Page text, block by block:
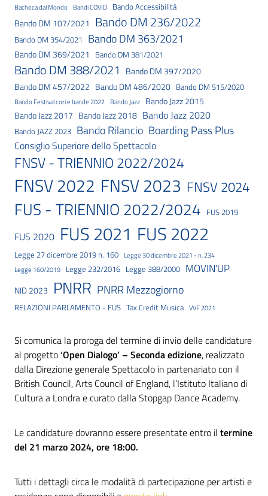
Bacheca dal Mondo Bandi COVID Bando Accessibilità
Bando DM 107/2021 Bando DM 236/2022
Bando DM 354/2021 Bando DM 363/2021
Bando DM 369/2021 Bando DM 381/2021
Bando DM 388/2021 Bando DM 397/2020
Bando DM 457/2022 Bando DM 486/2020 Bando DM 515/2020
Bando Festival cori e bande 2022 Bando Jazz
Bando Jazz 2015
Bando Jazz 2017 Bando Jazz 2018 Bando Jazz 2020
Bando JAZZ 2023 Bando Rilancio Boarding Pass Plus
Consiglio Superiore dello Spettacolo
FNSV - TRIENNIO 2022/2024
FNSV 2022 FNSV 2023 FNSV 2024
FUS - TRIENNIO 2022/2024 FUS 2019
FUS 2020 FUS 2021 FUS 2022
Legge 27 dicembre 2019 n. 160
Legge 30 dicembre 2021 - n. 234
Legge 160/2019
Legge 232/2016 Legge 388/2000 MOVIN'UP
NID 2023 PNRR PNRR Mezzogiorno
RELAZIONI PARLAMENTO - FUS Tax Credit Musica VVF 2021
Si comunica la proroga del termine di invio delle candidature
al progetto‘Open Dialogo’ – Seconda edizione, realizzato
dalla Direzione generale Spettacolo in partenariato con il
British Council, Arts Council of England, l’Istituto Italiano di
Cultura a Londra e curato dalla Stopgap Dance Academy.
Le candidature dovranno essere presentate entro il termine
del 21 marzo 2024, ore 18:00.
Tutti i dettagli circa le modalità di partecipazione per artisti e